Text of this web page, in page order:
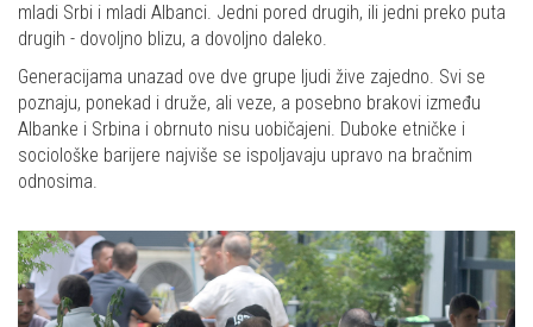
mladi Srbi i mladi Albanci. Jedni pored drugih, ili jedni preko puta
drugih - dovoljno blizu, a dovoljno daleko.
Generacijama unazad ove dve grupe ljudi žive zajedno. Svi se
poznaju, ponekad i druže, ali veze, a posebno brakovi između
Albanke i Srbina i obrnuto nisu uobičajeni. Duboke etničke i
sociološke barijere najviše se ispoljavaju upravo na bračnim
odnosima.